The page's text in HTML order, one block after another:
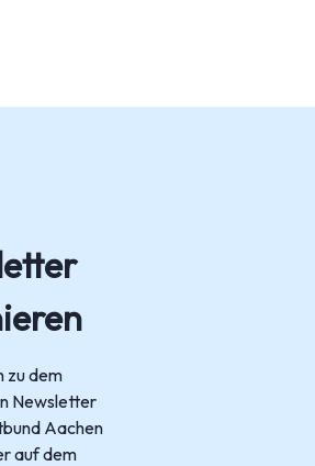
zu dem
Newsletter
Aachen
auf dem